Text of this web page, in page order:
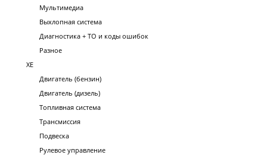
Мультимедиа
Выхлопная система
Диагностика + ТО и коды ошибок
Разное
XE
Двигатель (бензин)
Двигатель (дизель)
Топливная система
Трансмиссия
Подвеска
Рулевое управление